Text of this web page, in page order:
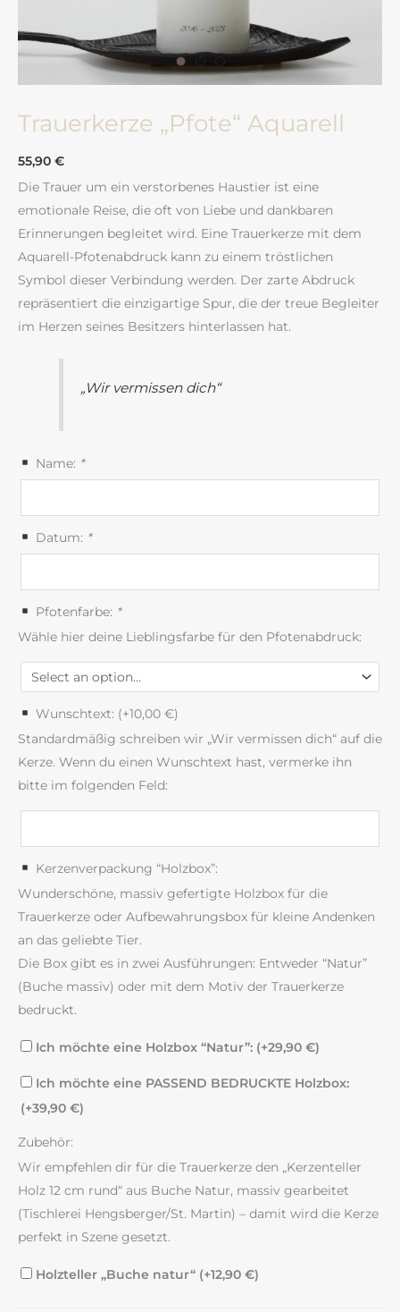
Trauerkerze „Pfote“ Aquarell
55,90 €
Die Trauer um ein verstorbenes Haustier ist eine
emotionale Reise, die oft von Liebe und dankbaren
Erinnerungen begleitet wird. Eine Trauerkerze mit dem
Aquarell-Pfotenabdruck kann zu einem tröstlichen
Symbol dieser Verbindung werden. Der zarte Abdruck
repräsentiert die einzigartige Spur, die der treue Begleiter
im Herzen seines Besitzers hinterlassen hat.
„Wir vermissen dich“
Name: *
Datum: *
Pfotenfarbe: *
Wähle hier deine Lieblingsfarbe für den Pfotenabdruck:
Wunschtext: (+10,00 €)
Standardmäßig schreiben wir „Wir vermissen dich“ auf die
Kerze. Wenn du einen Wunschtext hast, vermerke ihn
bitte im folgenden Feld:
Kerzenverpackung “Holzbox”:
Wunderschöne, massiv gefertigte Holzbox für die
Trauerkerze oder Aufbewahrungsbox für kleine Andenken
an das geliebte Tier.
Die Box gibt es in zwei Ausführungen: Entweder “Natur”
(Buche massiv) oder mit dem Motiv der Trauerkerze
bedruckt.
Ich möchte eine Holzbox “Natur”: (+29,90 €)
Ich möchte eine PASSEND BEDRUCKTE Holzbox:
(+39,90 €)
Zubehör:
Wir empfehlen dir für die Trauerkerze den „Kerzenteller
Holz 12 cm rund“ aus Buche Natur, massiv gearbeitet
(Tischlerei Hengsberger/St. Martin) – damit wird die Kerze
perfekt in Szene gesetzt.
Holzteller „Buche natur“ (+12,90 €)